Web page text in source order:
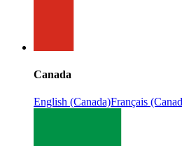
Canada
English (Canada)Français